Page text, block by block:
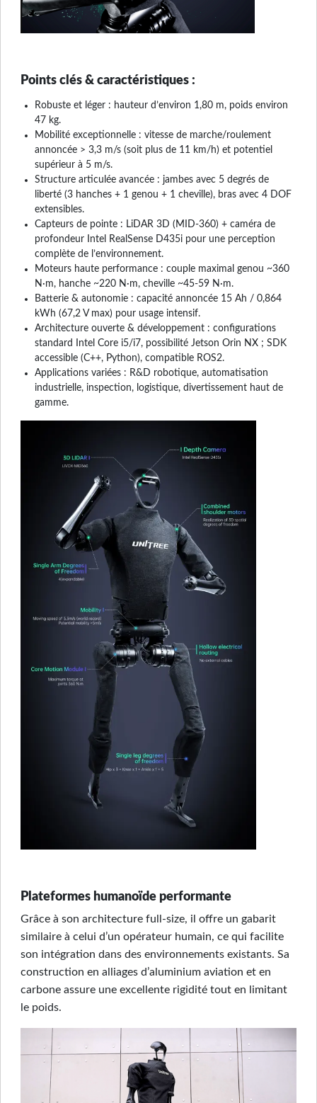
Points clés & caractéristiques :
Robuste et léger : hauteur d’environ 1,80 m, poids environ
47 kg.
Mobilité exceptionnelle : vitesse de marche/roulement
annoncée > 3,3 m/s (soit plus de 11 km/h) et potentiel
supérieur à 5 m/s.
Structure articulée avancée : jambes avec 5 degrés de
liberté (3 hanches + 1 genou + 1 cheville), bras avec 4 DOF
extensibles.
Capteurs de pointe : LiDAR 3D (MID-360) + caméra de
profondeur Intel RealSense D435i pour une perception
complète de l’environnement.
Moteurs haute performance : couple maximal genou ~360
N·m, hanche ~220 N·m, cheville ~45-59 N·m.
Batterie & autonomie : capacité annoncée 15 Ah / 0,864
kWh (67,2 V max) pour usage intensif.
Architecture ouverte & développement : configurations
standard Intel Core i5/i7, possibilité Jetson Orin NX ; SDK
accessible (C++, Python), compatible ROS2.
Applications variées : R&D robotique, automatisation
industrielle, inspection, logistique, divertissement haut de
gamme.
Plateformes humanoïde performante
Grâce à son architecture full-size, il offre un gabarit
similaire à celui d’un opérateur humain, ce qui facilite
son intégration dans des environnements existants. Sa
construction en alliages d’aluminium aviation et en
carbone assure une excellente rigidité tout en limitant
le poids.